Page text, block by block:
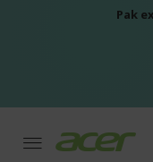
Pak